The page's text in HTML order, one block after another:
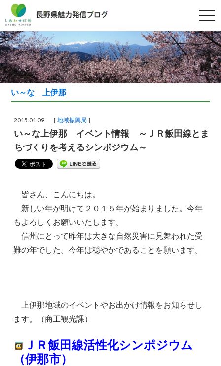
t
o
g
g
l
e
n
a
v
i
t
い～な 上伊那
2015.01.09 ［地域振興局 ］
い～な上伊那 イベント情報 ～ＪＲ飯田線とま
ちづくりを考えるシンポジウム～
皆さん、こんにちは。
新しい年が明けて２０１５年が始まりました。今年
もよろしくお願いいたします。
信州にとって昨年は大きな自然災害に見舞われた受
難の年でした。今年は穏やかであることを願います。
上伊那地域のイベントやお出かけ情報をお知らせし
ます。（商工観光課）
ＪＲ飯田線活性化シンポジウム
（伊那市）